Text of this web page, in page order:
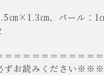
㎝×1.3㎝、パール：1
＝＝＝＝＝＝＝＝＝＝
お読みください